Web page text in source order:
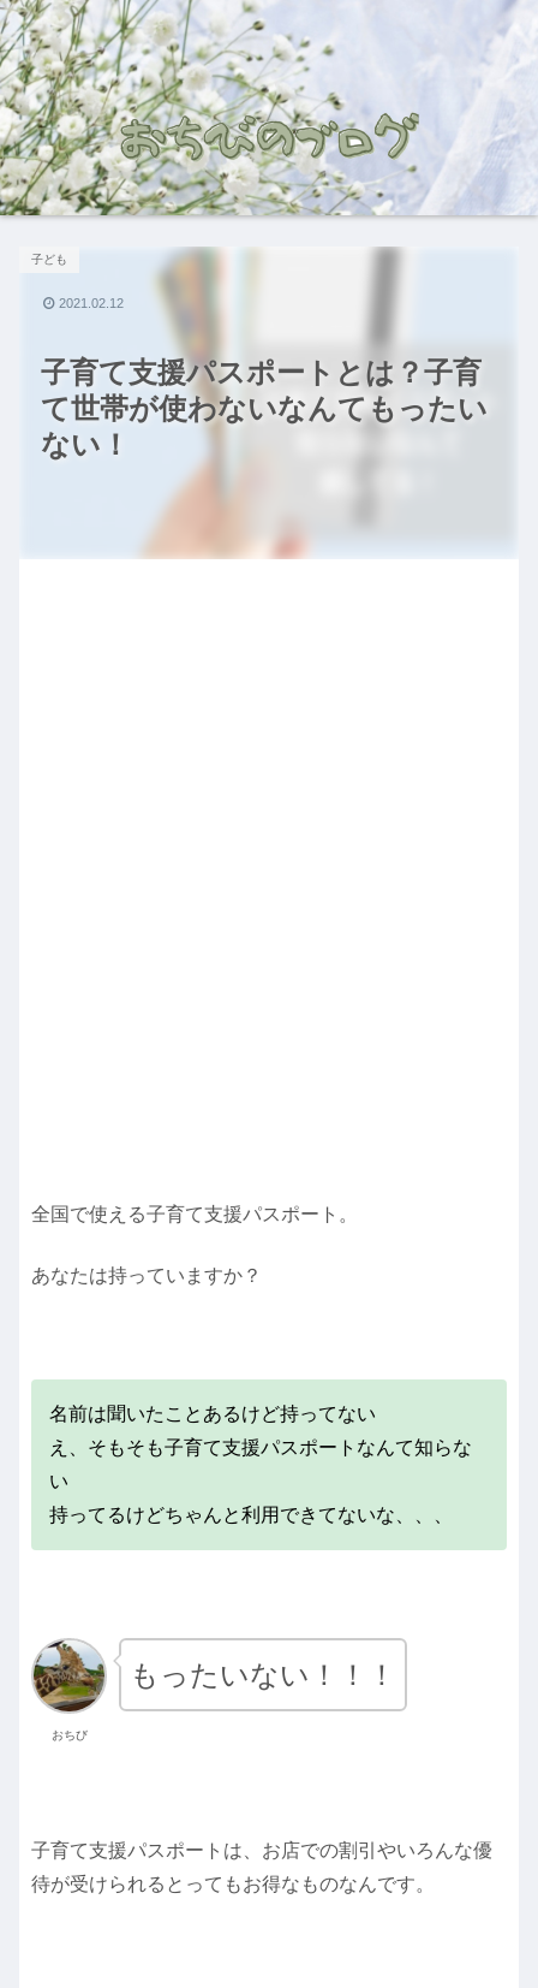
子育て支援パスポートとは？子育
て世帯が使わないなんてもったい
ない！
子ども
2021.02.12
全国で使える子育て支援パスポート。
あなたは持っていますか？
名前は聞いたことあるけど持ってない
え、そもそも子育て支援パスポートなんて知らな
い
持ってるけどちゃんと利用できてないな、、、
おちび
もったいない！！！
子育て支援パスポートは、お店での割引やいろんな優
待が受けられるとってもお得なものなんです。